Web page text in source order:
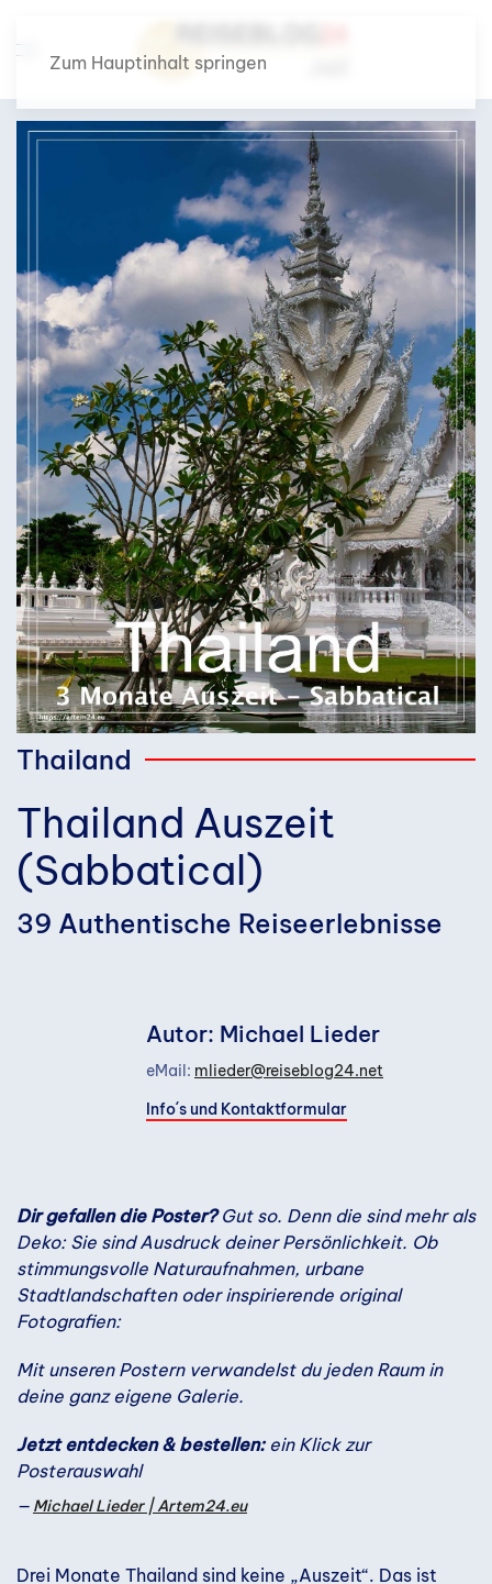
Zum Hauptinhalt springen
Thailand
Thailand Auszeit
(Sabbatical)
39 Authentische Reiseerlebnisse
Autor: Michael Lieder
eMail: mlieder@reiseblog24.net
Info´s und Kontaktformular
Dir gefallen die Poster?Gut so. Denn die sind mehr als
Deko: Sie sind Ausdruck deiner Persönlichkeit. Ob
stimmungsvolle Naturaufnahmen, urbane
Stadtlandschaften oder inspirierende original
Fotografien:
Mit unseren Postern verwandelst du jeden Raum in
deine ganz eigene Galerie.
Jetzt entdecken & bestellen: ein Klick zur
Posterauswahl
Michael Lieder | Artem24.eu
Drei Monate Thailand sind keine „Auszeit“. Das ist